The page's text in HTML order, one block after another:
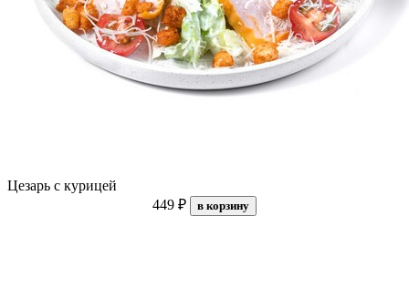
Цезарь с курицей
449 ₽
в корзину